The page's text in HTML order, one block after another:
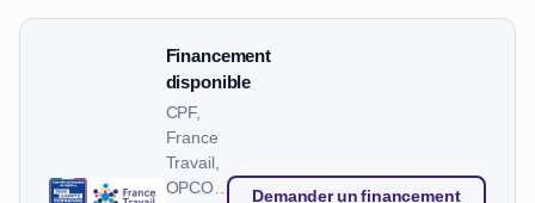
Financement
disponible
CPF,
France
Travail,
OPCO…
Demander un financement